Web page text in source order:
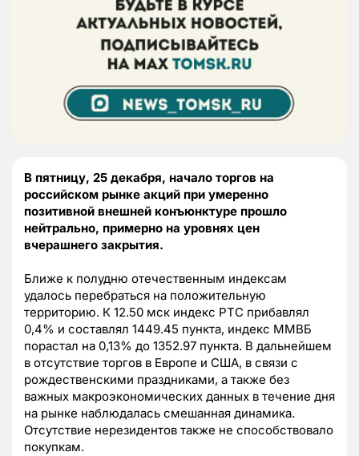
В пятницу, 25 декабря, начало торгов на
российском рынке акций при умеренно
позитивной внешней конъюнктуре прошло
нейтрально, примерно на уровнях цен
вчерашнего закрытия.
Ближе к полудню отечественным индексам
удалось перебраться на положительную
территорию. К 12.50 мск индекс РТС прибавлял
0,4% и составлял 1449.45 пункта, индекс ММВБ
порастал на 0,13% до 1352.97 пункта. В дальнейшем
в отсутствие торгов в Европе и США, в связи с
рождественскими праздниками, а также без
важных макроэкономических данных в течение дня
на рынке наблюдалась смешанная динамика.
Отсутствие нерезидентов также не способствовало
покупкам.